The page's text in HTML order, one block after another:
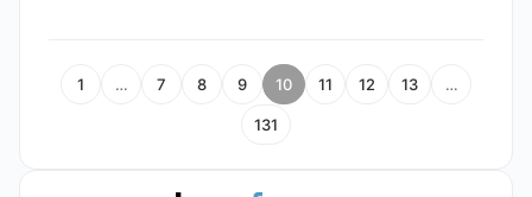
1 … 7 8 9 10 11 12 13 …
131